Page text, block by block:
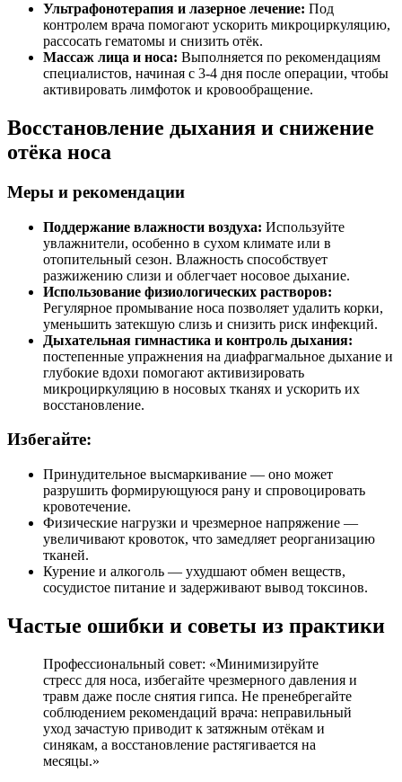
Ультрафонотерапия и лазерное лечение: Под
контролем врача помогают ускорить микроциркуляцию,
рассосать гематомы и снизить отёк.
Массаж лица и носа: Выполняется по рекомендациям
специалистов, начиная с 3-4 дня после операции, чтобы
активировать лимфоток и кровообращение.
Восстановление дыхания и снижение
отёка носа
Меры и рекомендации
Поддержание влажности воздуха: Используйте
увлажнители, особенно в сухом климате или в
отопительный сезон. Влажность способствует
разжижению слизи и облегчает носовое дыхание.
Использование физиологических растворов:
Регулярное промывание носа позволяет удалить корки,
уменьшить затекшую слизь и снизить риск инфекций.
Дыхательная гимнастика и контроль дыхания:
постепенные упражнения на диафрагмальное дыхание и
глубокие вдохи помогают активизировать
микроциркуляцию в носовых тканях и ускорить их
восстановление.
Избегайте:
Принудительное высмаркивание — оно может
разрушить формирующуюся рану и спровоцировать
кровотечение.
Физические нагрузки и чрезмерное напряжение —
увеличивают кровоток, что замедляет реорганизацию
тканей.
Курение и алкоголь — ухудшают обмен веществ,
сосудистое питание и задерживают вывод токсинов.
Частые ошибки и советы из практики
Профессиональный совет: «Минимизируйте
стресс для носа, избегайте чрезмерного давления и
травм даже после снятия гипса. Не пренебрегайте
соблюдением рекомендаций врача: неправильный
уход зачастую приводит к затяжным отёкам и
синякам, а восстановление растягивается на
месяцы.»